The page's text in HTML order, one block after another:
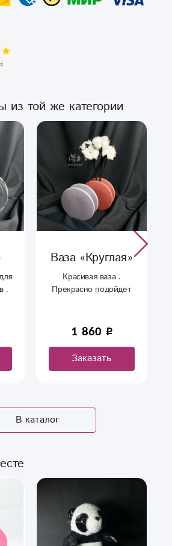
из той же категории
.
Ваза «Круглая»
Красивая ваза .
Прекрасно подойдет
1 860
Заказать
В каталог